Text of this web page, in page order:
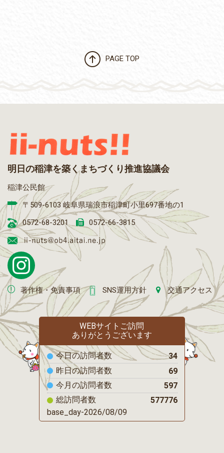
PAGE TOP
明日の稲津を築くまちづくり推進協議会
稲津公民館
〒509-6103 岐阜県瑞浪市稲津町小里697番地の1
0572-68-3201
0572-66-3815
著作権・免責事項 SNS運用方針 交通アクセス
WEBサイトご訪問
ありがとうございます